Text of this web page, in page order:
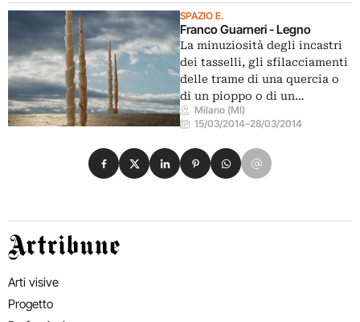
SPAZIO E.
Franco Guarneri - Legno
La minuziosità degli incastri
dei tasselli, gli sfilacciamenti
delle trame di una quercia o
di un pioppo o di un…
Milano (MI)
15/03/2014–28/03/2014
Condividi su Facebook
Condividi su X
Condividi su LinkedIn
Condividi su Pinterest
Condividi su WhatsApp
Condividi su Email
Artribune
Arti visive
Progetto